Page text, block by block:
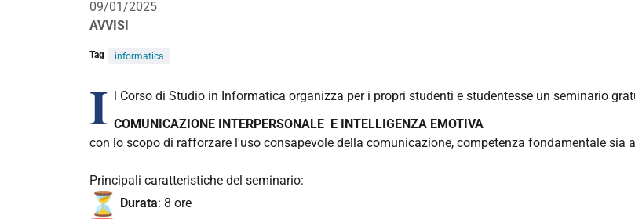
09/01/2025
AVVISI
Tag informatica
I l Corso di Studio in Informatica organizza per i propri studenti e studentesse un seminario
COMUNICAZIONE INTERPERSONALE E INTELLIGENZA EMOTIVA
con lo scopo di rafforzare l'uso consapevole della comunicazione, competenza fondamentale sia
Principali caratteristiche del seminario:
Durata: 8 ore